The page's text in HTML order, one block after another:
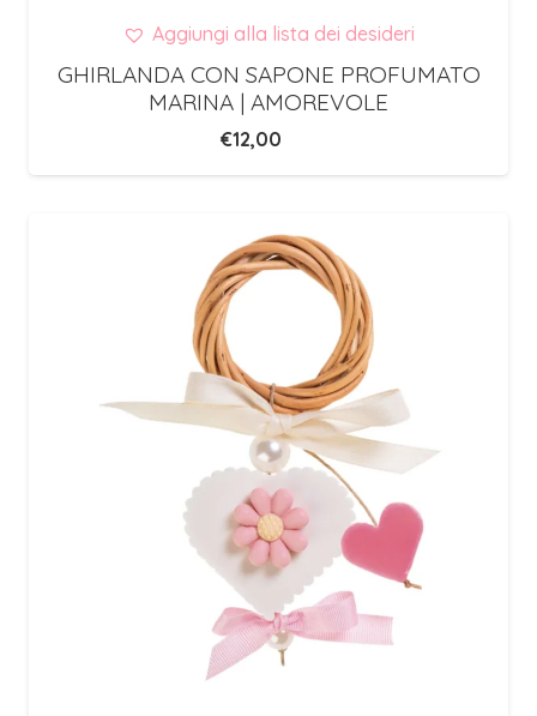
Aggiungi alla lista dei desideri
GHIRLANDA CON SAPONE PROFUMATO
MARINA | AMOREVOLE
€12,00